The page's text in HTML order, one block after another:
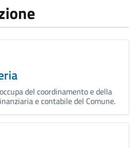
del coordinamento e della
e contabile del Comune.